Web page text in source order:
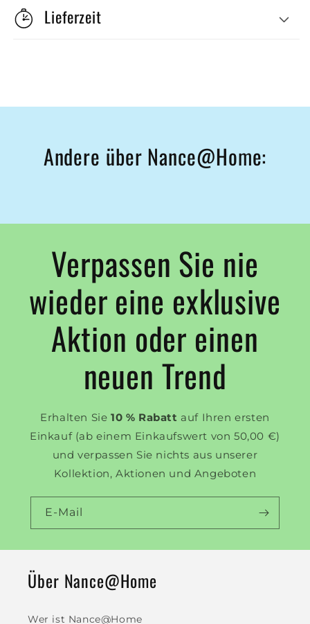
Lieferzeit
Andere über Nance@Home:
Verpassen Sie nie
wieder eine exklusive
Aktion oder einen
neuen Trend
Erhalten Sie 10 % Rabatt auf Ihren ersten
Einkauf (ab einem Einkaufswert von 50,00 €)
und verpassen Sie nichts aus unserer
Kollektion, Aktionen und Angeboten
E-Mail
Über Nance@Home
Wer ist Nance@Home